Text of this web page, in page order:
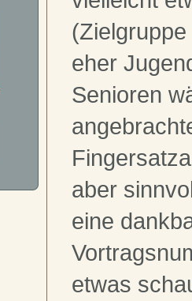
eher
Senioren
aber
eine
etwas